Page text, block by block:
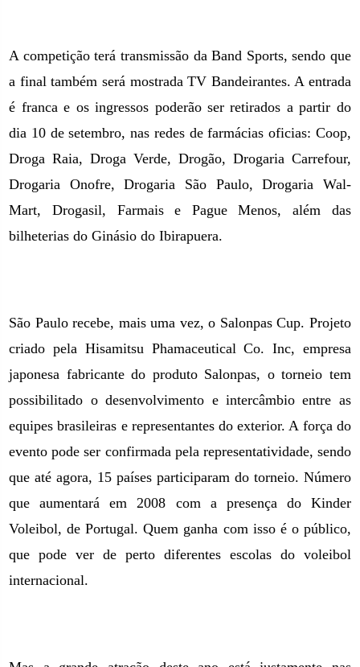
A competição terá transmissão da Band Sports, sendo que
a final também será mostrada TV Bandeirantes. A entrada
é franca e os ingressos poderão ser retirados a partir do
dia 10 de setembro, nas redes de farmácias oficias: Coop,
Droga Raia, Droga Verde, Drogão, Drogaria Carrefour,
Drogaria Onofre, Drogaria São Paulo, Drogaria Wal-
Mart, Drogasil, Farmais e Pague Menos, além das
bilheterias do Ginásio do Ibirapuera.
São Paulo recebe, mais uma vez, o Salonpas Cup. Projeto
criado pela Hisamitsu Phamaceutical Co. Inc, empresa
japonesa fabricante do produto Salonpas, o torneio tem
possibilitado o desenvolvimento e intercâmbio entre as
equipes brasileiras e representantes do exterior. A força do
evento pode ser confirmada pela representatividade, sendo
que até agora, 15 países participaram do torneio. Número
que aumentará em 2008 com a presença do Kinder
Voleibol, de Portugal. Quem ganha com isso é o público,
que pode ver de perto diferentes escolas do voleibol
internacional.